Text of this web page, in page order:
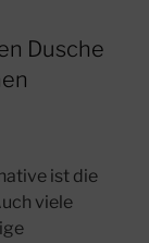
Dusche
ist die
viele